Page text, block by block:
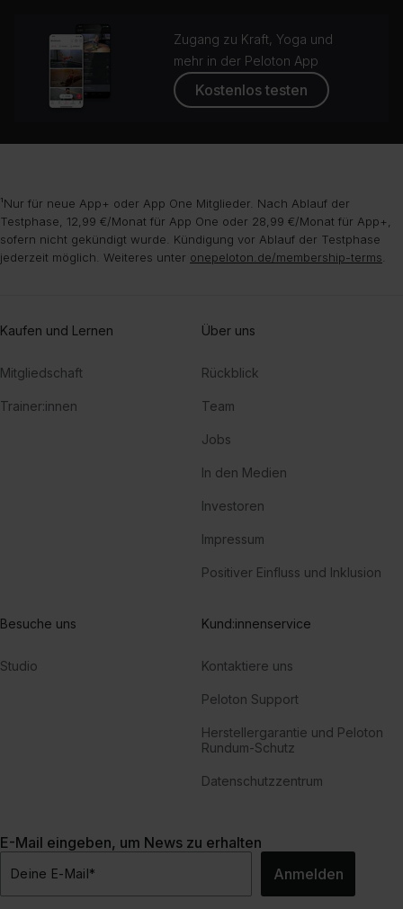
Zugang zu Kraft, Yoga und
mehr in der Peloton App
Kostenlos testen
¹Nur für neue App+ oder App One Mitglieder. Nach Ablauf der
Testphase, 12,99 €/Monat für App One oder 28,99 €/Monat für App+,
sofern nicht gekündigt wurde. Kündigung vor Ablauf der Testphase
jederzeit möglich. Weiteres unter onepeloton.de/membership-terms
Kaufen und Lernen
Mitgliedschaft
Trainer:innen
Über uns
Rückblick
Team
Jobs
In den Medien
Investoren
Impressum
Positiver Einfluss und Inklusion
Besuche uns
Studio
Kund:innenservice
Kontaktiere uns
Peloton Support
Herstellergarantie und Peloton
Rundum-Schutz
Datenschutzzentrum
E-Mail eingeben, um News zu erhalten
Deine E-Mail* Anmelden